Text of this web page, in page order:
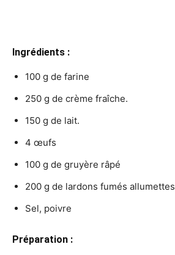
Ingrédients :
100 g de farine
250 g de crème fraîche.
150 g de lait.
4 œufs
100 g de gruyère râpé
200 g de lardons fumés allumettes
Sel, poivre
Préparation :